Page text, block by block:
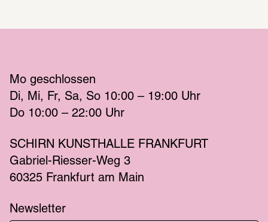
Mo geschlossen
Di
Mi Fr Sa So 10:00 – 19:00 Uhr
Do 10:00 – 22:00 Uhr
SCHIRN KUNSTHALLE FRANKFURT
Gabriel-Riesser-Weg 3
60325 Frankfurt am Main
Newsletter